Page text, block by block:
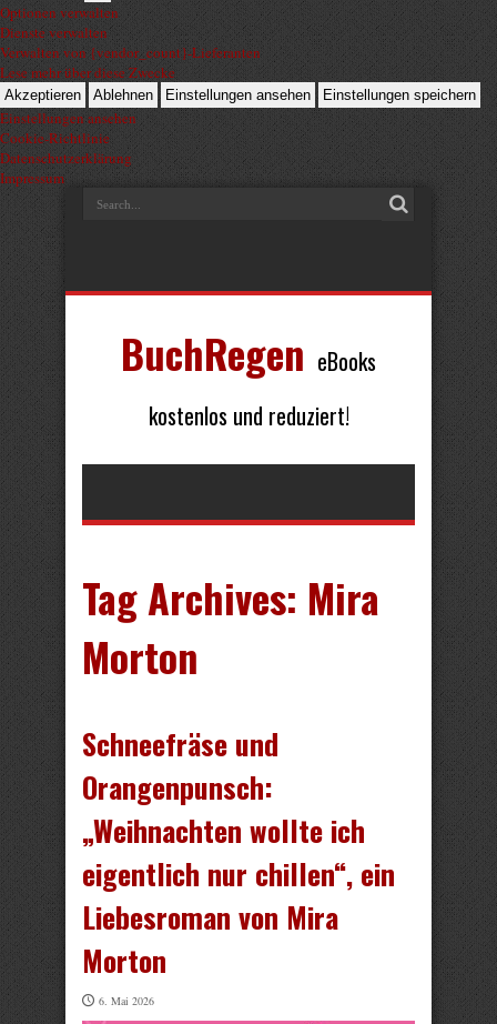
Optionen verwalten
Dienste verwalten
Verwalten von {vendor_count}-Lieferanten
Lese mehr über diese Zwecke
Akzeptieren Ablehnen Einstellungen ansehen Einstellungen speichern
Einstellungen ansehen
Cookie-Richtlinie
Datenschutzerklärung
Impressum
BuchRegen eBooks
kostenlos und reduziert!
Tag Archives: Mira
Morton
Schneefräse und
Orangenpunsch:
„Weihnachten wollte ich
eigentlich nur chillen“, ein
Liebesroman von Mira
Morton
6. Mai 2026